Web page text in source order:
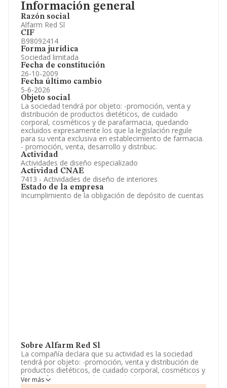
Información general
Razón social
Alfarm Red Sl
CIF
B98092414
Forma jurídica
Sociedad limitada
Fecha de constitución
26-10-2009
Fecha último cambio
5-6-2026
Objeto social
La sociedad tendrá por objeto: -promoción, venta y
distribución de productos dietéticos, de cuidado
corporal, cosméticos y de parafarmacia, quedando
excluidos expresamente los que la legislación regule
para su venta exclusiva en establecimiento de farmacia.
- promoción, venta, desarrollo y distribuc.
Actividad
Actividades de diseño especializado
Actividad CNAE
7413 - Actividades de diseño de interiores
Estado de la empresa
Incumplimiento de la obligación de depósito de cuentas
Sobre Alfarm Red Sl
La compañía declara que su actividad es la sociedad
tendrá por objeto: -promoción, venta y distribución de
productos dietéticos, de cuidado corporal, cosméticos y
de parafarmacia, quedando excluidos expresamente los
Ver más